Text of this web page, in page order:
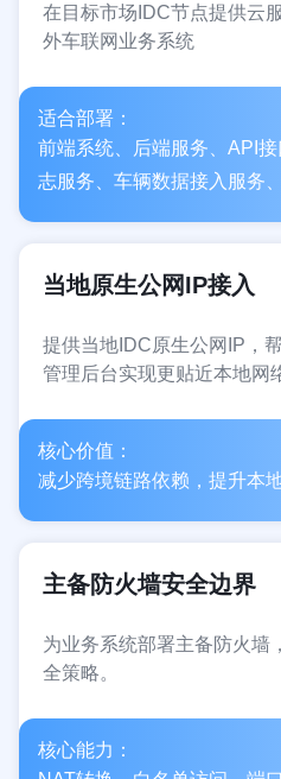
在目标市场IDC节点提供云
外车联网业务系统
适合部署：
前端系统、后端服务、API
志服务、车辆数据接入服务
当地原生公网IP接入
提供当地IDC原生公网IP，
管理后台实现更贴近本地网
核心价值：
减少跨境链路依赖，提升本
主备防火墙安全边界
为业务系统部署主备防火墙
全策略。
核心能力：